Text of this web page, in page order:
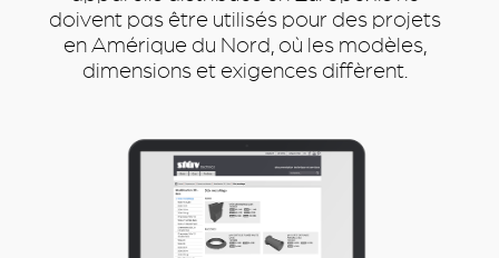
doivent pas être utilisés pour des projets
en Amérique du Nord, où les modèles,
dimensions et exigences diffèrent.